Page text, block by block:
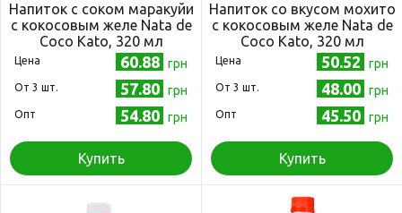
Напиток с соком маракуйи
с кокосовым желе Nata de
Coco Kato, 320 мл
Цена 60.88 грн
Oт 3 шт. 57.80 грн
Опт 54.80 грн
Купить
Напиток со вкусом мохито
с кокосовым желе Nata de
Coco Kato, 320 мл
Цена 50.52 грн
Oт 3 шт. 48.00 грн
Опт 45.50 грн
Купить